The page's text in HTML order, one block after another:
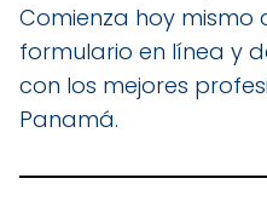
Comienza hoy
formulario en línea y
con los mejores
Panamá.